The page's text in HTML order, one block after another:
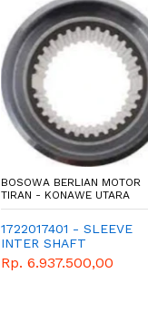
BOSOWA BERLIAN MOTOR
TIRAN - KONAWE UTARA
1722017401 - SLEEVE
INTER SHAFT
Rp. 6.937.500,00